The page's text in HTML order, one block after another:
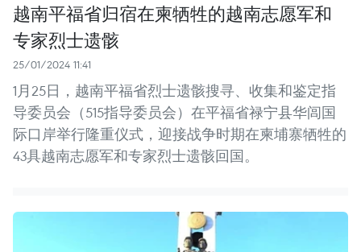
越南平福省归宿在柬牺牲的越南志愿军和
专家烈士遗骸
25/01/2024 11:41
1月25日，越南平福省烈士遗骸搜寻、收集和鉴定指
导委员会（515指导委员会）在平福省禄宁县华闾国
际口岸举行隆重仪式，迎接战争时期在柬埔寨牺牲的
43具越南志愿军和专家烈士遗骸回国。